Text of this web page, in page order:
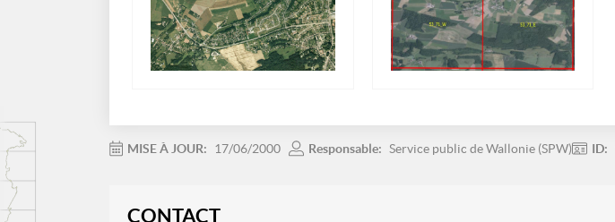
MISE À JOUR: 17/06/2000 Responsable: Service public de Wallonie (SPW) ID:
CONTACT